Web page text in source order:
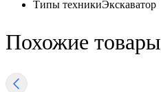
Типы техникиЭкскаватор
Похожие товары